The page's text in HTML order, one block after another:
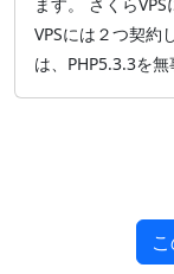
VPSには２つ契約
は、PHP5.3.3を